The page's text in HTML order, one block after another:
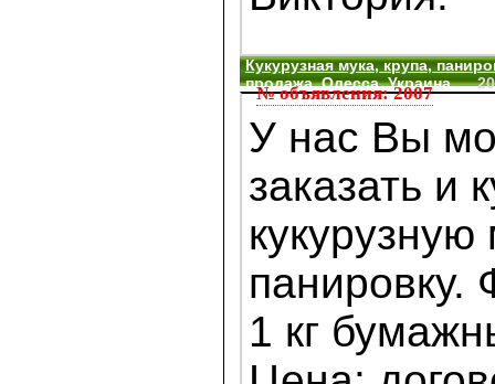
№ объявления: 2007
Кукурузная мука, крупа,
продажа, Одесса, Украина
У нас Вы
заказать и
кукурузную
панировку.
1 кг